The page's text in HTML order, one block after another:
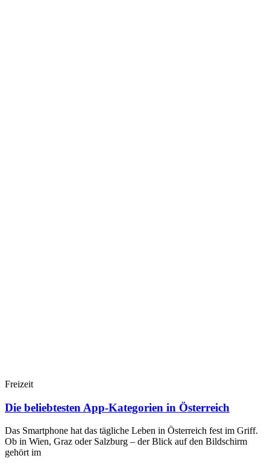
Freizeit
Die beliebtesten App-Kategorien in Österreich
Das Smartphone hat das tägliche Leben in Österreich fest im Griff.
Ob in Wien, Graz oder Salzburg – der Blick auf den Bildschirm
gehört im